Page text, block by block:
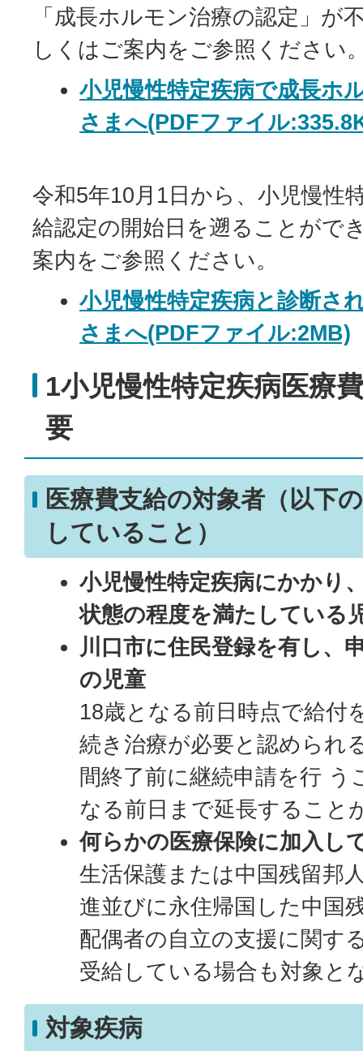
「成長ホルモン治療の認定」が
しくはご案内をご参照ください
小児慢性特定疾病で成長ホ
さまへ(PDFファイル
令和5年10月1日から、小児慢性
給認定の開始日を遡ることがで
案内をご参照ください。
小児慢性特定疾病と診断さ
さまへ(PDFファイル:2MB)
1小児慢性特定疾病医療
要
医療費支給の対象者（以下
していること）
小児慢性特定疾病にかかり
状態の程度を満たしている
川口市に住民登録を有し、
の児童
18歳となる前日時点で給付
続き治療が必要と認められ
間終了前に継続申請を行 う
なる前日まで延長すること
何らかの医療保険に加入し
生活保護または中国残留邦
進並びに永住帰国した中国
配偶者の自立の支援に関す
受給している場合も対象と
対象疾病